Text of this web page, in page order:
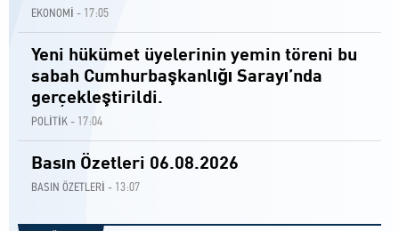
EKONOMİ - 17:05
Yeni hükümet üyelerinin yemin töreni bu
sabah Cumhurbaşkanlığı Sarayı’nda
gerçekleştirildi.
POLİTİK - 17:04
Basın Özetleri 06.08.2026
BASIN ÖZETLERİ - 13:07